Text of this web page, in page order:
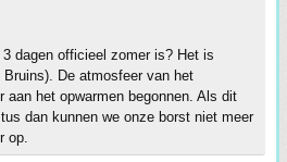
dagen officieel zomer is? Het is
De atmosfeer van het
aan het opwarmen begonnen. Als dit
dan kunnen we onze borst niet meer
op.